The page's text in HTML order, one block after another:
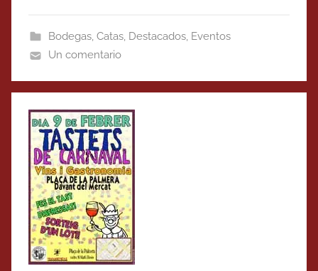
Bodegas, Catas, Destacados, Eventos
Un comentario